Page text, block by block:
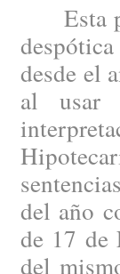
Esta
desde el
al usar
del año
de 17 de
del